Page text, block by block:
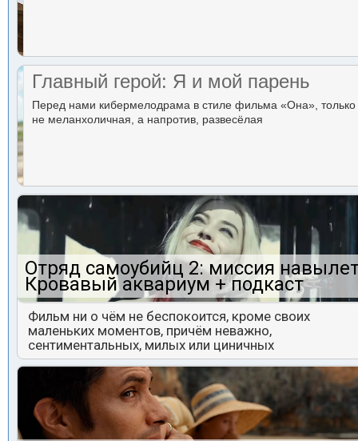
Главный герой: Я и мой парень
Перед нами кибермелодрама в стиле фильма «Она», только
не меланхоличная, а напротив, развесёлая
Отряд самоубийц 2: миссия
Кровавый аквариум + подкаст
Фильм ни о чём не беспокоится, кроме своих
маленьких моментов, причём неважно,
сентиментальных, милых или циничных